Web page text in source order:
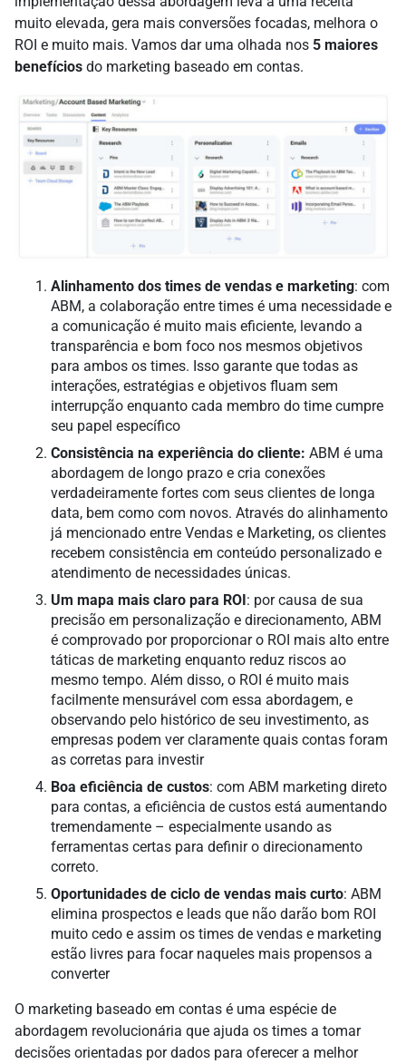
muito elevada, gera mais conversões focadas, melhora o
ROI e muito mais. Vamos dar uma olhada nos 5 maiores
benefícios do marketing baseado em contas.
Alinhamento dos times de vendas e marketing: com
ABM, a colaboração entre times é uma necessidade e
a comunicação é muito mais eficiente, levando a
transparência e bom foco nos mesmos objetivos
para ambos os times. Isso garante que todas as
interações, estratégias e objetivos fluam sem
interrupção enquanto cada membro do time cumpre
seu papel específico
Consistência na experiência do cliente: ABM é uma
abordagem de longo prazo e cria conexões
verdadeiramente fortes com seus clientes de longa
data, bem como com novos. Através do alinhamento
já mencionado entre Vendas e Marketing, os clientes
recebem consistência em conteúdo personalizado e
atendimento de necessidades únicas.
Um mapa mais claro para ROI: por causa de sua
precisão em personalização e direcionamento, ABM
é comprovado por proporcionar o ROI mais alto entre
táticas de marketing enquanto reduz riscos ao
mesmo tempo. Além disso, o ROI é muito mais
facilmente mensurável com essa abordagem, e
observando pelo histórico de seu investimento, as
empresas podem ver claramente quais contas foram
as corretas para investir
Boa eficiência de custos: com ABM marketing direto
para contas, a eficiência de custos está aumentando
tremendamente – especialmente usando as
ferramentas certas para definir o direcionamento
correto.
Oportunidades de ciclo de vendas mais curto: ABM
elimina prospectos e leads que não darão bom ROI
muito cedo e assim os times de vendas e marketing
estão livres para focar naqueles mais propensos a
converter
O marketing baseado em contas é uma espécie de
abordagem revolucionária que ajuda os times a tomar
decisões orientadas por dados para oferecer a melhor